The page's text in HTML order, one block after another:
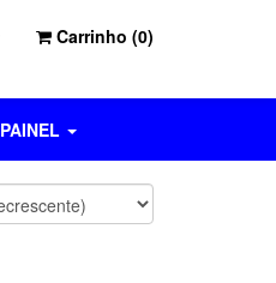
Carrinho (0)
PAINEL